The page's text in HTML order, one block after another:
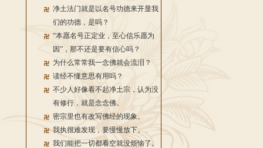
净土法门就是以名号功德来开显我
们的功德，是吗？
“本愿名号正定业，至心信乐愿为
因”，那不还是要有信心吗？
为什么常常我一念佛就会流泪？
读经不懂意思有用吗？
不少人好像看不起净土宗，认为没
有修行，就是念念佛。
密宗里也有改写佛经的现象。
我执很难发现，要慢慢放下。
我们能把一切都看空就没烦恼了。